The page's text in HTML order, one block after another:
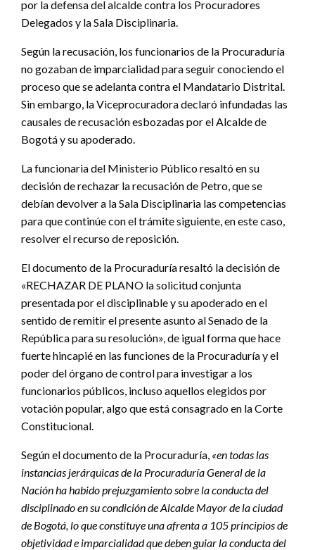
por la defensa del alcalde contra los Procuradores
Delegados y la Sala Disciplinaria.
Según la recusación, los funcionarios de la Procuraduría
no gozaban de imparcialidad para seguir conociendo el
proceso que se adelanta contra el Mandatario Distrital.
Sin embargo, la Viceprocuradora declaró infundadas las
causales de recusación esbozadas por el Alcalde de
Bogotá y su apoderado.
La funcionaria del Ministerio Público resaltó en su
decisión de rechazar la recusación de Petro, que se
debían devolver a la Sala Disciplinaria las competencias
para que continúe con el trámite siguiente, en este caso,
resolver el recurso de reposición.
El documento de la Procuraduría resaltó la decisión de
«RECHAZAR DE PLANO la solicitud conjunta
presentada por el disciplinable y su apoderado en el
sentido de remitir el presente asunto al Senado de la
República para su resolución», de igual forma que hace
fuerte hincapié en las funciones de la Procuraduría y el
poder del órgano de control para investigar a los
funcionarios públicos, incluso aquellos elegidos por
votación popular, algo que está consagrado en la Corte
Constitucional.
Según el documento de la Procuraduría, «en todas las
instancias jerárquicas de la Procuraduría General de la
Nación ha habido prejuzgamiento sobre la conducta del
disciplinado en su condición de Alcalde Mayor de la ciudad
de Bogotá, lo que constituye una afrenta a 105 principios de
objetividad e imparcialidad que deben guiar la conducta del